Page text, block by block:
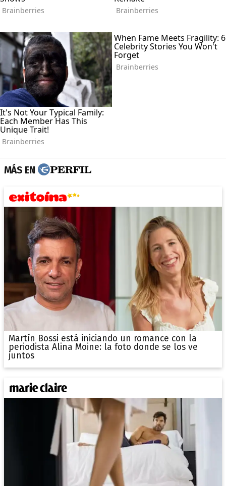
MÁS EN
Martín Bossi está iniciando un romance con la
periodista Alina Moine: la foto donde se los ve
juntos